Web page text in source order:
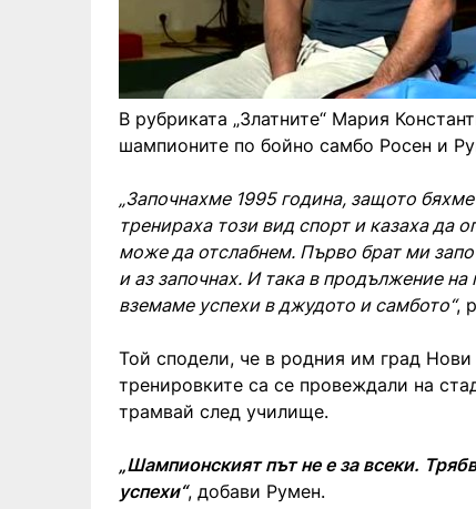
В рубриката „Златните“ Мария
шампионите по бойно самбо Росен и
„Започнахме 1995 година, защото
тренираха този вид спорт и казаха да
може да отслабнем. Първо брат ми
и аз започнах. И така в продължение
вземаме успехи в джудото и самбото“,
Той сподели, че в родния им град
тренировките са се провеждали на
трамвай след училище.
„Шампионският път не е за всеки.
успехи“, добави Румен.